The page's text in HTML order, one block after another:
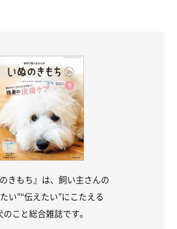
のきもち』は、飼い主さんの
い”“伝えたい”にこたえる
のこと総合雑誌です。